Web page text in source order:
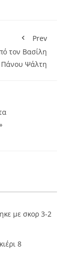
Prev
τον Βασίλη
Πάνου Ψάλτη
με σκορ 3-2
8